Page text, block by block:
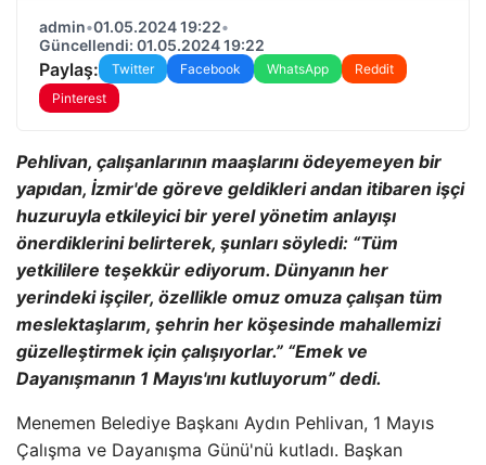
admin•01.05.2024 19:22•
Güncellendi: 01.05.2024 19:22
Paylaş: Twitter Facebook WhatsApp
Reddit
Pinterest
Pehlivan, çalışanlarının maaşlarını ödeyemeyen bir
yapıdan, İzmir'de göreve geldikleri andan itibaren işçi
huzuruyla etkileyici bir yerel yönetim anlayışı
önerdiklerini belirterek, şunları söyledi: “Tüm
yetkililere teşekkür ediyorum. Dünyanın her
yerindeki işçiler, özellikle omuz omuza çalışan tüm
meslektaşlarım, şehrin her köşesinde mahallemizi
güzelleştirmek için çalışıyorlar.” “Emek ve
Dayanışmanın 1 Mayıs'ını kutluyorum” dedi.
Menemen Belediye Başkanı Aydın Pehlivan, 1 Mayıs
Çalışma ve Dayanışma Günü'nü kutladı. Başkan